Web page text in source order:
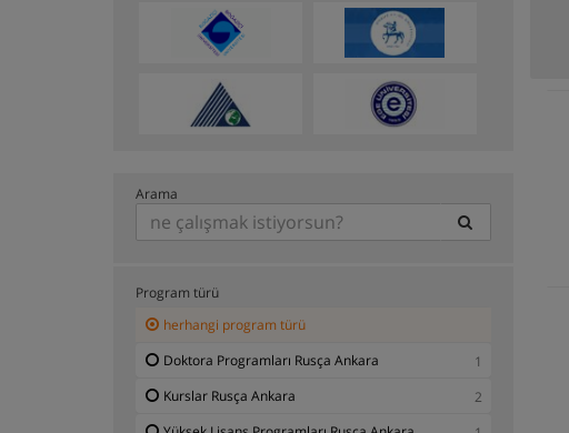
Arama
Program türü
herhangi program türü
Doktora Programları Rusça Ankara
1
Kurslar Rusça Ankara
2